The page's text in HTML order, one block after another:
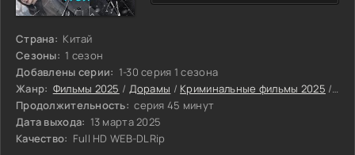
Страна: Китай
Сезоны: 1 сезон
Добавлены серии: 1-30 серия 1 сезона
Жанр: Фильмы 2025 / Дорамы / Криминальные фильмы 2025 /
Продолжительность: серия 45 минут
Дата выхода: 13 марта 2025
Качество: Full HD WEB-DLRip